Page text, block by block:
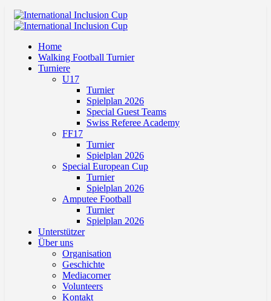
Home
Walking Football Turnier
Turniere
U17
Turnier
Spielplan 2026
Special Guest Teams
Swiss Referee Academy
FF17
Turnier
Spielplan 2026
Special European Cup
Turnier
Spielplan 2026
Amputee Football
Turnier
Spielplan 2026
Unterstützer
Über uns
Organisation
Geschichte
Mediacorner
Volunteers
Kontakt